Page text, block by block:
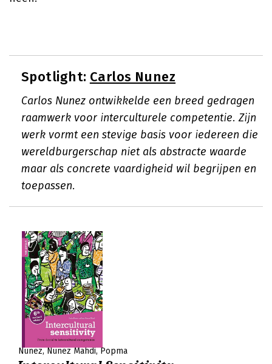
Spotlight: Carlos Nunez
Carlos Nunez ontwikkelde een breed gedragen
raamwerk voor interculturele competentie. Zijn
werk vormt een stevige basis voor iedereen die
wereldburgerschap niet als abstracte waarde
maar als concrete vaardigheid wil begrijpen en
toepassen.
Nunez Nunez Mahdi Popma